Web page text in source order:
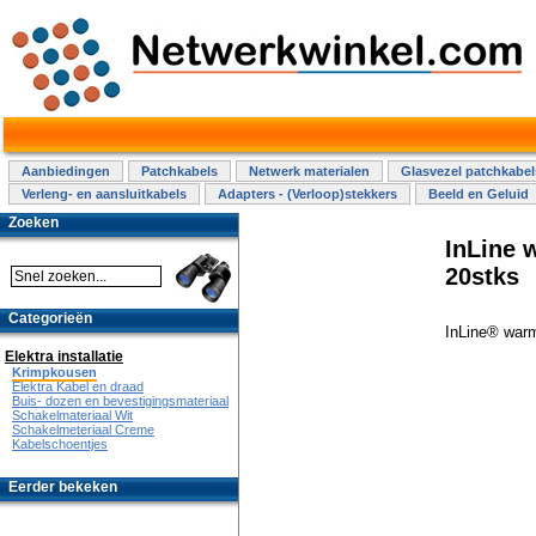
Aanbiedingen Patchkabels Netwerk materialen Glasvezel
Verleng- en aansluitkabels
Adapters - (Verloop)stekkers Beeld en Geluid
InLine
20stks
InLine®
Zoeken
Categorieën
Elektra installatie
Krimpkousen
Elektra Kabel en draad
Buis- dozen en bevestigingsmateriaal
Schakelmateriaal Wit
Schakelmeteriaal Creme
Kabelschoentjes
Eerder bekeken